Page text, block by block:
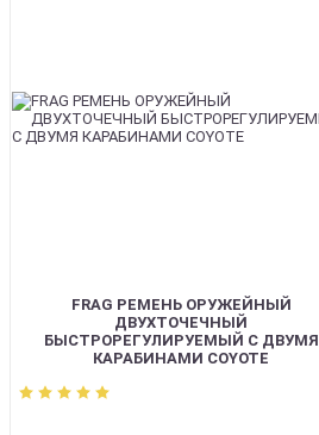
FRAG РЕМЕНЬ ОРУЖЕЙНЫЙ
ДВУХТОЧЕЧНЫЙ
БЫСТРОРЕГУЛИРУЕМЫЙ С ДВУМЯ
КАРАБИНАМИ COYOTE